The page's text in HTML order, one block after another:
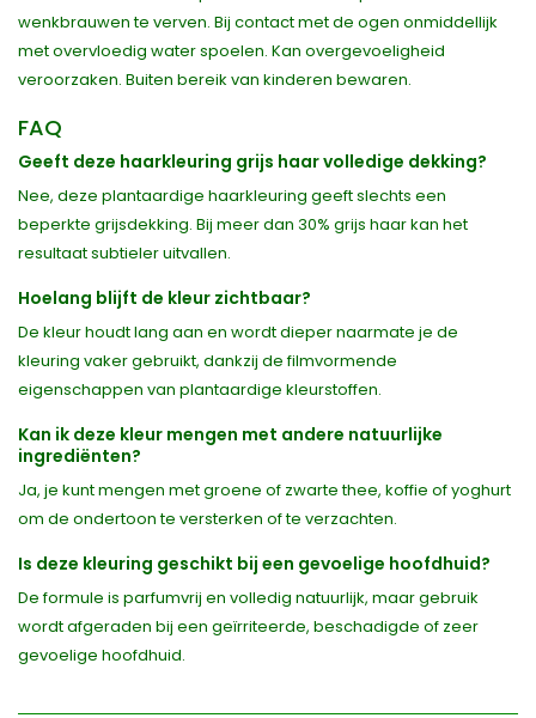
wenkbrauwen te verven. Bij contact met de ogen onmiddellijk
met overvloedig water spoelen. Kan overgevoeligheid
veroorzaken. Buiten bereik van kinderen bewaren.
FAQ
Geeft deze haarkleuring grijs haar volledige dekking?
Nee, deze plantaardige haarkleuring geeft slechts een
beperkte grijsdekking. Bij meer dan 30% grijs haar kan het
resultaat subtieler uitvallen.
Hoelang blijft de kleur zichtbaar?
De kleur houdt lang aan en wordt dieper naarmate je de
kleuring vaker gebruikt, dankzij de filmvormende
eigenschappen van plantaardige kleurstoffen.
Kan ik deze kleur mengen met andere natuurlijke
ingrediënten?
Ja, je kunt mengen met groene of zwarte thee, koffie of yoghurt
om de ondertoon te versterken of te verzachten.
Is deze kleuring geschikt bij een gevoelige hoofdhuid?
De formule is parfumvrij en volledig natuurlijk, maar gebruik
wordt afgeraden bij een geïrriteerde, beschadigde of zeer
gevoelige hoofdhuid.